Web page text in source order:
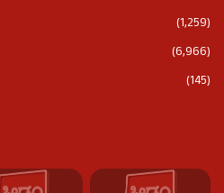
(1,259)
(6,966)
(145)